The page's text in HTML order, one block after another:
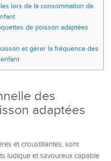
lors de la consommation de
de poisson adaptées
et gérer la fréquence des
des
adaptées
et croustillantes, sont
ludique et savoureux capable